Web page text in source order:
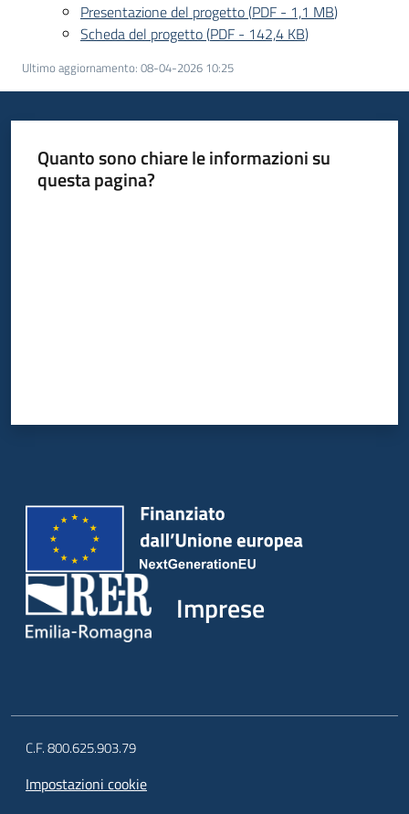
Presentazione del progetto(PDF - 1,1 MB)
Scheda del progetto(PDF - 142,4 KB)
Ultimo aggiornamento: 08-04-2026 10:25
Quanto sono chiare le informazioni su
questa pagina?
Imprese
C.F. 800.625.903.79
Impostazioni cookie